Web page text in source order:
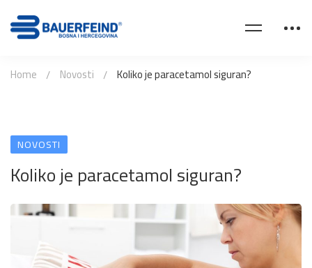
Home Novosti Koliko je paracetamol siguran?
NOVOSTI
Koliko je paracetamol siguran?